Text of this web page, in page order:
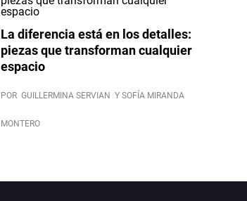
La diferencia está en los detalles:
piezas que transforman cualquier
espacio
POR GUILLERMINA SERVIAN Y SOFÍA MIRANDA
MONTERO